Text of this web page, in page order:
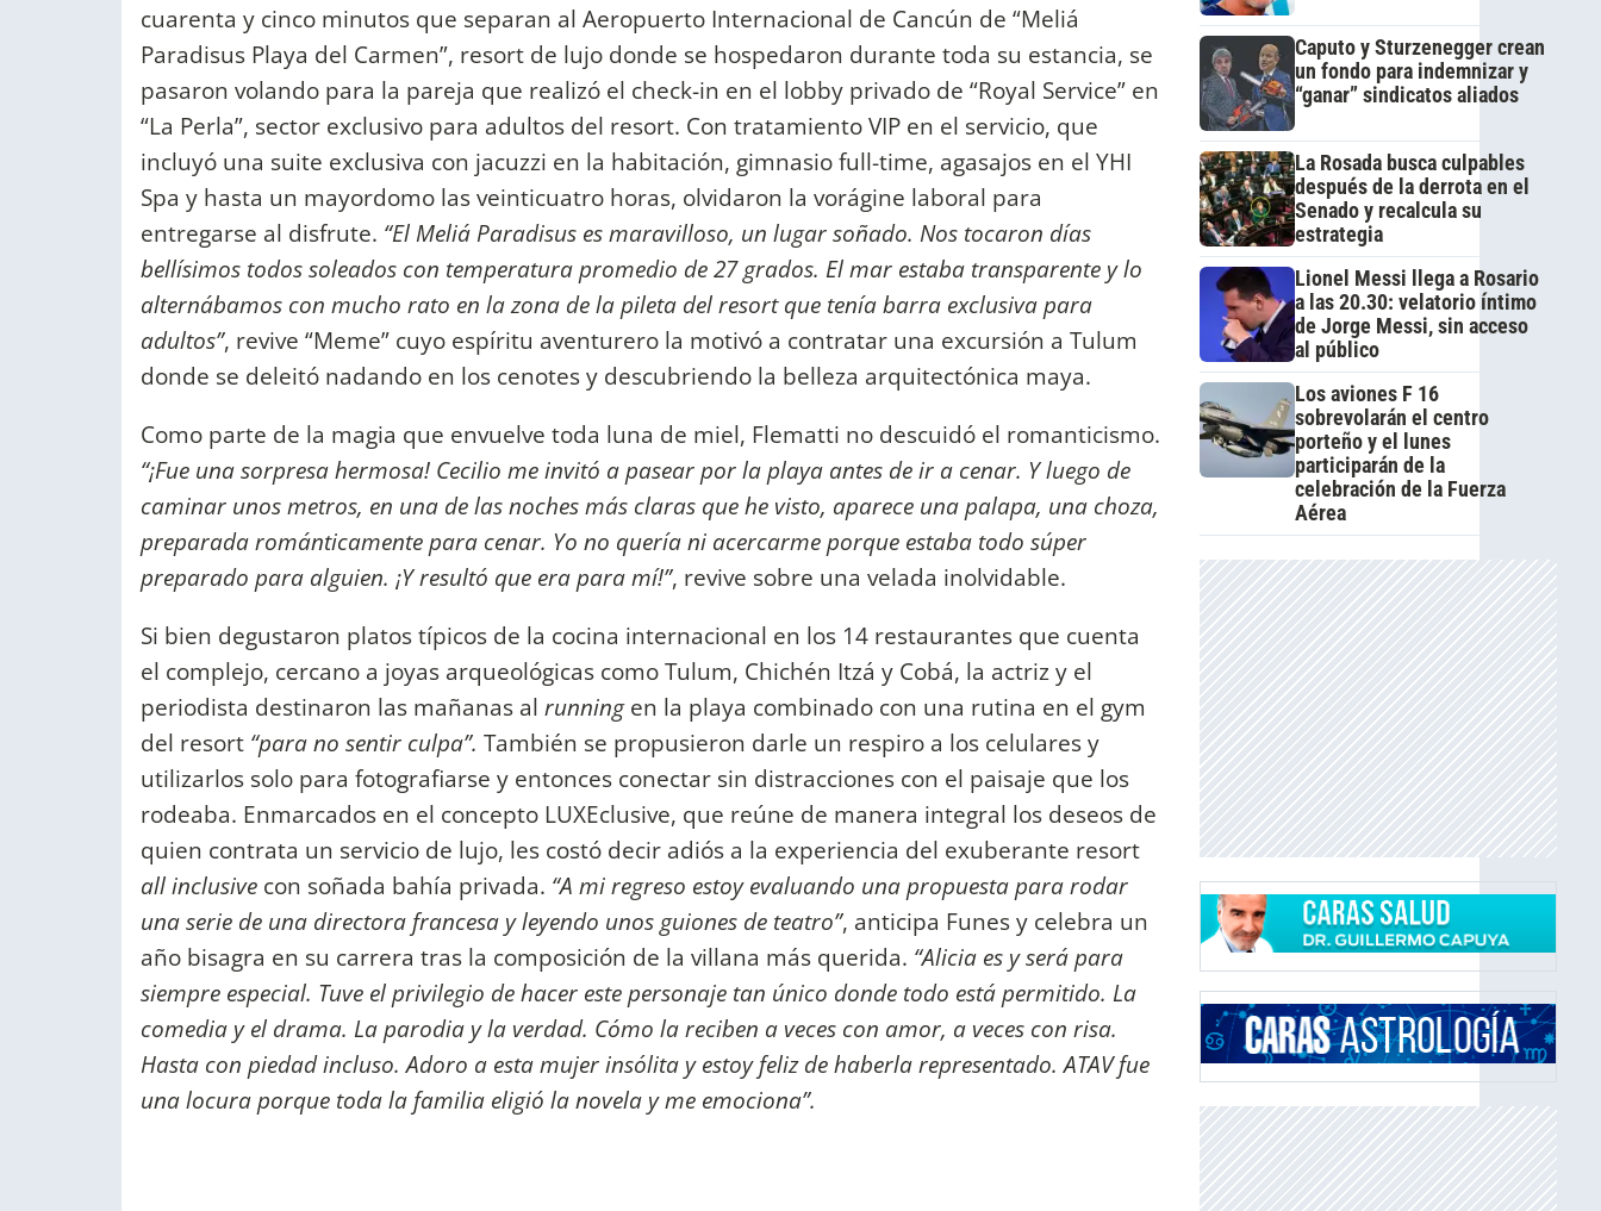
cuarenta y cinco minutos que separan al Aeropuerto Internacional de Cancún de “Meliá
Paradisus Playa del Carmen”, resort de lujo donde se hospedaron durante toda su estancia, se
pasaron volando para la pareja que realizó el check-in en el lobby privado de “Royal Service” en
“La Perla”, sector exclusivo para adultos del resort. Con tratamiento VIP en el servicio, que
incluyó una suite exclusiva con jacuzzi en la habitación, gimnasio full-time, agasajos en el YHI
Spa y hasta un mayordomo las veinticuatro horas, olvidaron la vorágine laboral para
entregarse al disfrute. “El Meliá Paradisus es maravilloso, un lugar soñado. Nos tocaron días
bellísimos todos soleados con temperatura promedio de 27 grados. El mar estaba transparente y lo
alternábamos con mucho rato en la zona de la pileta del resort que tenía barra exclusiva para
adultos”, revive “Meme” cuyo espíritu aventurero la motivó a contratar una excursión a Tulum
donde se deleitó nadando en los cenotes y descubriendo la belleza arquitectónica maya.
Como parte de la magia que envuelve toda luna de miel, Flematti no descuidó el romanticismo.
“¡Fue una sorpresa hermosa! Cecilio me invitó a pasear por la playa antes de ir a cenar. Y luego de
caminar unos metros, en una de las noches más claras que he visto, aparece una palapa, una choza,
preparada románticamente para cenar. Yo no quería ni acercarme porque estaba todo súper
preparado para alguien. ¡Y resultó que era para mí!”, revive sobre una velada inolvidable.
Si bien degustaron platos típicos de la cocina internacional en los 14 restaurantes que cuenta
el complejo, cercano a joyas arqueológicas como Tulum, Chichén Itzá y Cobá, la actriz y el
periodista destinaron las mañanas al runningen la playa combinado con una rutina en el gym
del resort “para no sentir culpa”. También se propusieron darle un respiro a los celulares y
utilizarlos solo para fotografiarse y entonces conectar sin distracciones con el paisaje que los
rodeaba. Enmarcados en el concepto LUXEclusive, que reúne de manera integral los deseos de
quien contrata un servicio de lujo, les costó decir adiós a la experiencia del exuberante resort
all inclusive con soñada bahía privada. “A mi regreso estoy evaluando una propuesta para rodar
una serie de una directora francesa y leyendo unos guiones de teatro”, anticipa Funes y celebra un
año bisagra en su carrera tras la composición de la villana más querida. “Alicia es y será para
siempre especial. Tuve el privilegio de hacer este personaje tan único donde todo está permitido. La
comedia y el drama. La parodia y la verdad. Cómo la reciben a veces con amor, a veces con risa.
Hasta con piedad incluso. Adoro a esta mujer insólita y estoy feliz de haberla representado. ATAV fue
una locura porque toda la familia eligió la novela y me emociona”.
Caputo y Sturzenegger crean
un fondo para indemnizar y
“ganar” sindicatos aliados
La Rosada busca culpables
después de la derrota en el
Senado y recalcula su
estrategia
Lionel Messi llega a Rosario
a las 20.30: velatorio íntimo
de Jorge Messi, sin acceso
al público
Los aviones F 16
sobrevolarán el centro
porteño y el lunes
participarán de la
celebración de la Fuerza
Aérea